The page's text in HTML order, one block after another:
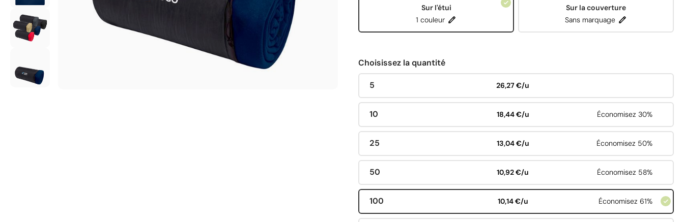
Sur l'étui
1 couleur
Sur la couverture
Sans marquage
Choisissez la quantité
5 26,27 €/u
10 18,44 €/u Économisez 30%
25 13,04 €/u Économisez 50%
50 10,92 €/u Économisez 58%
100 10,14 €/u Économisez 61%